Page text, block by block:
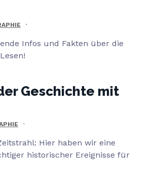
Infos und Fakten über die
Geschichte mit
Hier haben wir eine
historischer Ereignisse für